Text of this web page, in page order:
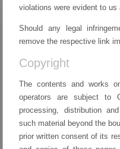
violations were evident to
Should any legal
remove the respective link
Copyright
The contents and works
operators are subject to
processing, distribution
such material beyond the
prior written consent of its